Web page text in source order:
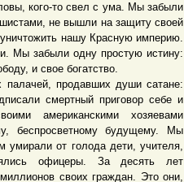
кого-то свел с ума. Мы забыли
не вышли на защиту своей
нашу Красную империю.
Мы забыли одну простую истину:
и свое богатство.
продавших души сатане:
смертный приговор себе и
американскими хозяевами
беспросветному будущему. Мы
от голода дети, учителя,
офицеры. За десять лет
своих граждан. Это они,